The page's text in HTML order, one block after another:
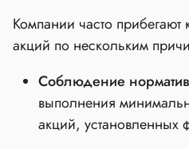
Компании часто
акций по нескольким
Соблюдение
выполнения
акций,